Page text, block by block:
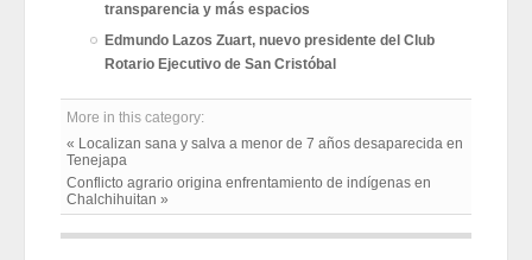
transparencia y más espacios
Edmundo Lazos Zuart, nuevo presidente del Club
Rotario Ejecutivo de San Cristóbal
More in this category:
« Localizan sana y salva a menor de 7 años desaparecida en
Tenejapa
Conflicto agrario origina enfrentamiento de indígenas en
Chalchihuitan »